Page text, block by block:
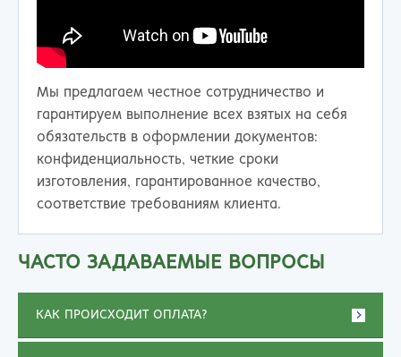
Мы предлагаем честное сотрудничество и
гарантируем выполнение всех взятых на себя
обязательств в оформлении документов:
конфиденциальность, четкие сроки
изготовления, гарантированное качество,
соответствие требованиям клиента.
ЧАСТО ЗАДАВАЕМЫЕ ВОПРОСЫ
КАК ПРОИСХОДИТ ОПЛАТА?